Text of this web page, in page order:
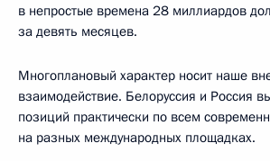
в непростые времена 28 миллиардов
за девять месяцев.
Многоплановый характер носит наше
взаимодействие. Белоруссия и Россия
позиций практически по всем
на разных международных площадках.